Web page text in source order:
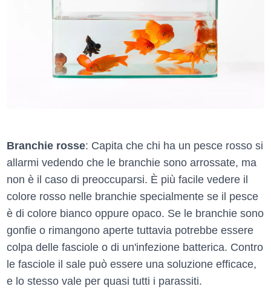
Branchie rosse: Capita che chi ha un pesce rosso si
allarmi vedendo che le branchie sono arrossate, ma
non è il caso di preoccuparsi. È più facile vedere il
colore rosso nelle branchie specialmente se il pesce
è di colore bianco oppure opaco. Se le branchie sono
gonfie o rimangono aperte tuttavia potrebbe essere
colpa delle fasciole o di un'infezione batterica. Contro
le fasciole il sale può essere una soluzione efficace,
e lo stesso vale per quasi tutti i parassiti.